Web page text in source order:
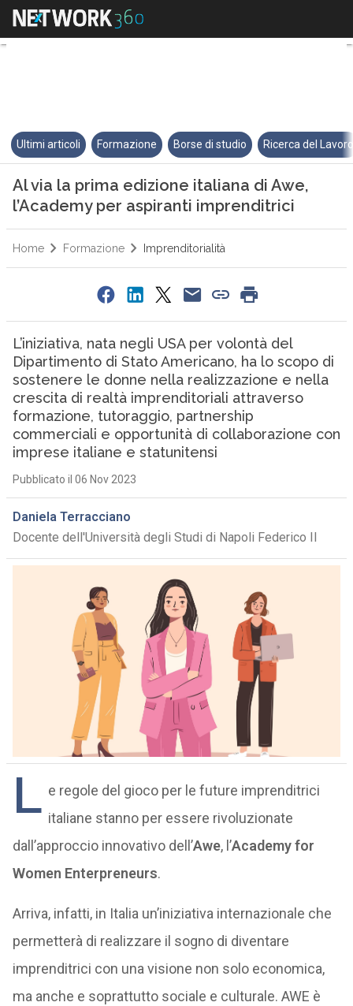
Al via la prima edizione
Ultimi articoli Formazione Borse di studio Ricerca del
Al via la prima edizione italiana di Awe,
l’Academy per aspiranti imprenditrici
Home Formazione Imprenditorialità
L’iniziativa, nata negli USA per volontà del
Dipartimento di Stato Americano, ha lo scopo di
sostenere le donne nella realizzazione e nella
crescita di realtà imprenditoriali attraverso
formazione, tutoraggio, partnership
commerciali e opportunità di collaborazione con
imprese italiane e statunitensi
Pubblicato il 06 Nov 2023
Daniela Terracciano
Docente dell'Università degli Studi di Napoli Federico II
L e regole del gioco per le future imprenditrici
italiane stanno per essere rivoluzionate
dall’approccio innovativo dell’Awe, l’Academy for
Women Enterpreneurs.
Arriva, infatti, in Italia un’iniziativa internazionale che
permetterà di realizzare il sogno di diventare
imprenditrici con una visione non solo economica,
ma anche e soprattutto sociale e culturale. AWE è